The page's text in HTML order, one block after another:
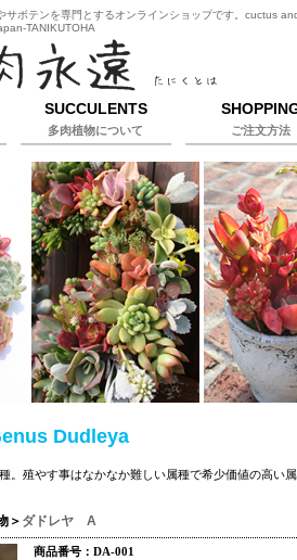
サボテンを専門とするオンラインショップです。cuctus
TANIKUTOHA
Dudleya
種。殖やす事はなかなか難しい属種で希少価値
＞ ダドレヤ A
商品番号：DA-001
SUCCULENTS
多肉植物について ご注文方法